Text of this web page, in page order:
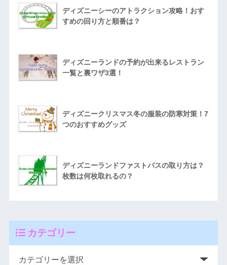
ディズニーシーのアトラクション攻略！おす
すめの回り方と順番は？
ディズニーランドの予約が出来るレストラン
一覧と裏ワザ3選！
ディズニークリスマス冬の服装の防寒対策！7
つのおすすめグッズ
ディズニーランドファストパスの取り方は？
枚数は何枚取れるの？
カテゴリー